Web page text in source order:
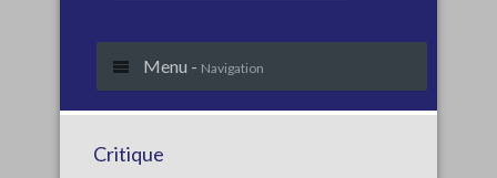
Menu - Navigation
Critique